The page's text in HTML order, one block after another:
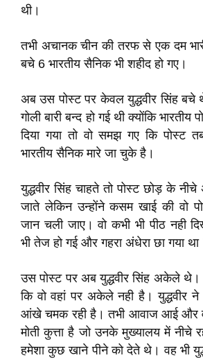
थी।
तभी अचानक चीन की तरफ से एक दम
बचे 6 भारतीय सैनिक भी शहीद हो गए।
अब उस पोस्ट पर केवल युद्धवीर सिंह
गोली बारी बन्द हो गई थी क्योंकि भारतीय
दिया गया तो वो समझ गए कि पोस्ट
भारतीय सैनिक मारे जा चुके है।
युद्धवीर सिंह चाहते तो पोस्ट छोड़ के
जाते लेकिन उन्होंने कसम खाई की वो
जान चली जाए। वो कभी भी पीठ नही
भी तेज हो गई और गहरा अंधेरा छा गया
उस पोस्ट पर अब युद्धवीर सिंह अकेले थे।
कि वो वहां पर अकेले नही है। युद्धवीर
आंखे चमक रही है। तभी आवाज आई और
मोती कुत्ता है जो उनके मुख्यालय में नीचे
हमेशा कुछ खाने पीने को देते थे। वह भी